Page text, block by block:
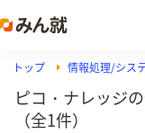
トップ 情報処理/シス
ピコ・ナレッジ
（全1件）